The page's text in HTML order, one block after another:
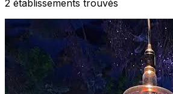
2 établissements trouvés